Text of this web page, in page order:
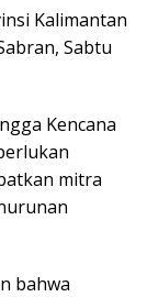
Kalimantan
Sabtu
Kencana
mitra
bahwa